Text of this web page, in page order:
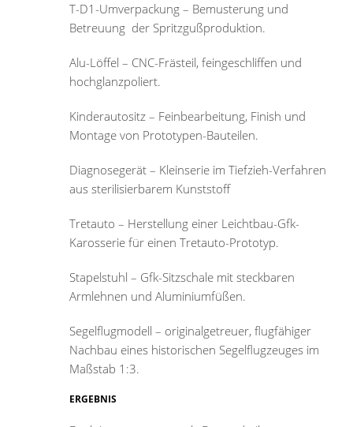
T-D1-Umverpackung – Bemusterung und
Betreuung der Spritzgußproduktion.
Alu-Löffel – CNC-Frästeil, feingeschliffen und
hochglanzpoliert.
Kinderautositz – Feinbearbeitung, Finish und
Montage von Prototypen-Bauteilen.
Diagnosegerät – Kleinserie im Tiefzieh-Verfahren
aus sterilisierbarem Kunststoff
Tretauto – Herstellung einer Leichtbau-Gfk-
Karosserie für einen Tretauto-Prototyp.
Stapelstuhl – Gfk-Sitzschale mit steckbaren
Armlehnen und Aluminiumfüßen.
Segelflugmodell – originalgetreuer, flugfähiger
Nachbau eines historischen Segelflugzeuges im
Maßstab 1:3.
ERGEBNIS